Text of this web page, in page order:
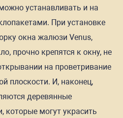
устанавливать и на
При установке
окна жалюзи Venus,
прочно крепятся к окну, не
на проветривание
плоскости. И, наконец,
деревянные
которые могут украсить